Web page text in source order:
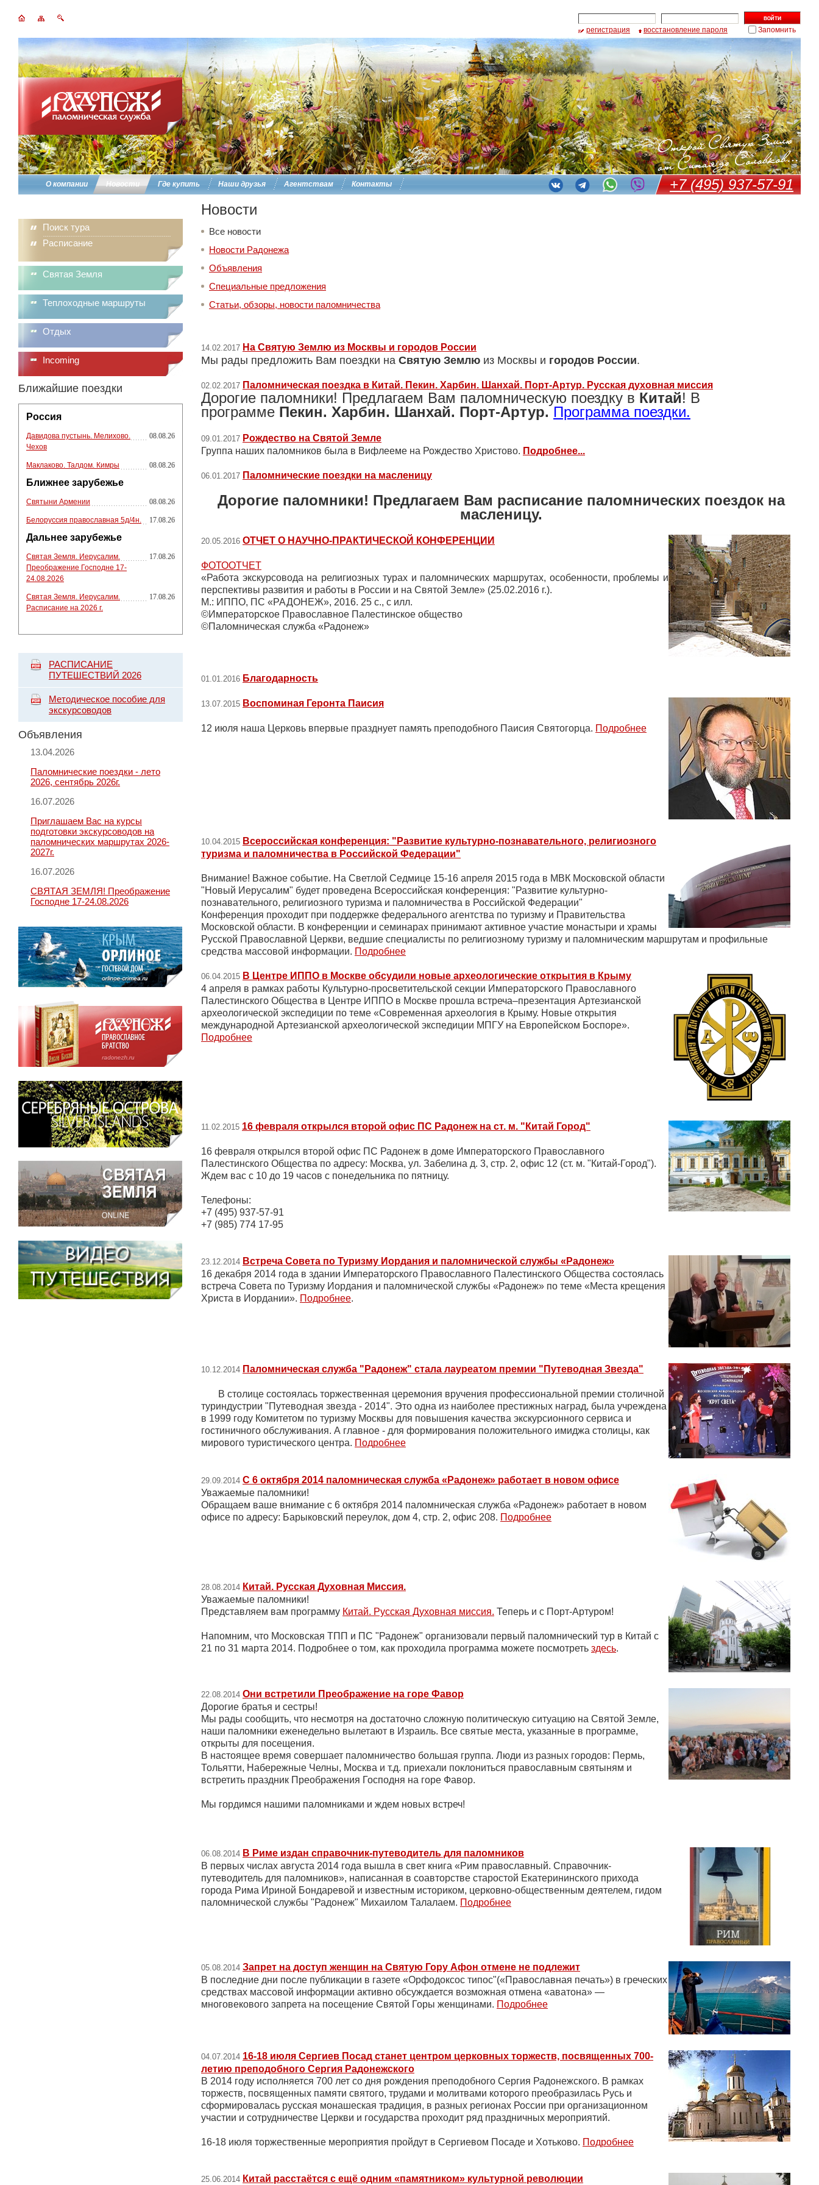
регистрация восстановление пароля Запомнить
О компании Новости Где купить Наши друзья Агентствам Контакты +7 (495) 937-57-91
Поиск тура
Расписание
Святая Земля
Теплоходные маршруты
Отдых
Incoming
Ближайшие поездки
Россия
Давидова пустынь. Мелихово.
Чехов
08.08.26
Маклаково. Талдом. Кимры 08.08.26
Ближнее зарубежье
Святыни Армении 08.08.26
Белоруссия православная 5д/4н. 17.08.26
Дальнее зарубежье
Святая Земля. Иерусалим.
Преображение Господне 17-
24.08.2026
17.08.26
Святая Земля. Иерусалим.
Расписание на 2026 г.
17.08.26
РАСПИСАНИЕ
ПУТЕШЕСТВИЙ 2026
Методическое пособие для
экскурсоводов
Объявления
13.04.2026
Паломнические поездки - лето
2026, сентябрь 2026г.
16.07.2026
Приглашаем Вас на курсы
подготовки экскурсоводов на
паломнических маршрутах 2026-
2027г.
16.07.2026
СВЯТАЯ ЗЕМЛЯ! Преображение
Господне 17-24.08.2026
Новости
Все новости
Новости Радонежа
Объявления
Специальные предложения
Статьи, обзоры, новости паломничества
14.02.2017 На Святую Землю из Москвы и городов России
Мы рады предложить Вам поездки на Святую Землю из Москвы и городов России.
02.02.2017 Паломническая поездка в Китай. Пекин. Харбин. Шанхай. Порт-Артур. Русская духовная миссия
Дорогие паломники! Предлагаем Вам паломническую поездку в Китай! В
программе Пекин. Харбин. Шанхай. Порт-Артур. Программа поездки.
09.01.2017 Рождество на Святой Земле
Группа наших паломников была в Вифлееме на Рождество Христово. Подробнее...
06.01.2017 Паломнические поездки на масленицу
Дорогие паломники! Предлагаем Вам расписание паломнических поездок на
масленицу.
20.05.2016 ОТЧЕТ О НАУЧНО-ПРАКТИЧЕСКОЙ КОНФЕРЕНЦИИ
ФОТООТЧЕТ
«Работа экскурсовода на религиозных турах и паломнических маршрутах, особенности, проблемы и
перспективы развития и работы в России и на Святой Земле» (25.02.2016 г.).
М.: ИППО, ПС «РАДОНЕЖ», 2016. 25 с., с илл.
©Императорское Православное Палестинское общество
©Паломническая служба «Радонеж»
01.01.2016 Благодарность
13.07.2015 Воспоминая Геронта Паисия
12 июля наша Церковь впервые празднует память преподобного Паисия Святогорца. Подробнее
10.04.2015 Всероссийская конференция: "Развитие культурно-познавательного, религиозного
туризма и паломничества в Российской Федерации"
Внимание! Важное событие. На Светлой Седмице 15-16 апреля 2015 года в МВК Московской области
"Новый Иерусалим" будет проведена Всероссийская конференция: "Развитие культурно-
познавательного, религиозного туризма и паломничества в Российской Федерации"
Конференция проходит при поддержке федерального агентства по туризму и Правительства
Московской области. В конференции и семинарах принимают активное участие монастыри и храмы
Русской Православной Церкви, ведшие специалисты по религиозному туризму и паломническим маршрутам и профильные
средства массовой информации. Подробнее
06.04.2015 В Центре ИППО в Москве обсудили новые археологические открытия в Крыму
4 апреля в рамках работы Культурно-просветительской секции Императорского Православного
Палестинского Общества в Центре ИППО в Москве прошла встреча–презентация Артезианской
археологической экспедиции по теме «Современная археология в Крыму. Новые открытия
международной Артезианской археологической экспедиции МПГУ на Европейском Боспоре».
Подробнее
11.02.2015 16 февраля открылся второй офис ПС Радонеж на ст. м. "Китай Город"
16 февраля открылся второй офис ПС Радонеж в доме Императорского Православного
Палестинского Общества по адресу: Москва, ул. Забелина д. 3, стр. 2, офис 12 (ст. м. "Китай-Город").
Ждем вас с 10 до 19 часов с понедельника по пятницу.
Телефоны:
+7 (495) 937-57-91
+7 (985) 774 17-95
23.12.2014 Встреча Совета по Туризму Иордания и паломнической службы «Радонеж»
16 декабря 2014 года в здании Императорского Православного Палестинского Общества состоялась
встреча Совета по Туризму Иордания и паломнической службы «Радонеж» по теме «Места крещения
Христа в Иордании». Подробнее.
10.12.2014 Паломническая служба "Радонеж" стала лауреатом премии "Путеводная Звезда"
В столице состоялась торжественная церемония вручения профессиональной премии столичной
туриндустрии "Путеводная звезда - 2014". Это одна из наиболее престижных наград, была учреждена
в 1999 году Комитетом по туризму Москвы для повышения качества экскурсионного сервиса и
гостиничного обслуживания. А главное - для формирования положительного имиджа столицы, как
мирового туристического центра. Подробнее
29.09.2014 С 6 октября 2014 паломническая служба «Радонеж» работает в новом офисе
Уважаемые паломники!
Обращаем ваше внимание с 6 октября 2014 паломническая служба «Радонеж» работает в новом
офисе по адресу: Барыковский переулок, дом 4, стр. 2, офис 208. Подробнее
28.08.2014 Китай. Русская Духовная Миссия.
Уважаемые паломники!
Представляем вам программу Китай. Русская Духовная миссия. Теперь и с Порт-Артуром!
Напомним, что Московская ТПП и ПС "Радонеж" организовали первый паломнический тур в Китай с
21 по 31 марта 2014. Подробнее о том, как проходила программа можете посмотреть здесь.
22.08.2014 Они встретили Преображение на горе Фавор
Дорогие братья и сестры!
Мы рады сообщить, что несмотря на достаточно сложную политическую ситуацию на Святой Земле,
наши паломники еженедельно вылетают в Израиль. Все святые места, указанные в программе,
открыты для посещения.
В настоящее время совершает паломничество большая группа. Люди из разных городов: Пермь,
Тольятти, Набережные Челны, Москва и т.д. приехали поклониться православным святыням и
встретить праздник Преображения Господня на горе Фавор.
Мы гордимся нашими паломниками и ждем новых встреч!
06.08.2014 В Риме издан справочник-путеводитель для паломников
В первых числах августа 2014 года вышла в свет книга «Рим православный. Справочник-
путеводитель для паломников», написанная в соавторстве старостой Екатерининского прихода
города Рима Ириной Бондаревой и известным историком, церковно-общественным деятелем, гидом
паломнической службы "Радонеж" Михаилом Талалаем. Подробнее
05.08.2014 Запрет на доступ женщин на Святую Гору Афон отмене не подлежит
В последние дни после публикации в газете «Орфодоксос типос"(«Православная печать») в греческих
средствах массовой информации активно обсуждается возможная отмена «аватона» —
многовекового запрета на посещение Святой Горы женщинами. Подробнее
04.07.2014 16-18 июля Сергиев Посад станет центром церковных торжеств, посвященных 700-
летию преподобного Сергия Радонежского
В 2014 году исполняется 700 лет со дня рождения преподобного Сергия Радонежского. В рамках
торжеств, посвященных памяти святого, трудами и молитвами которого преобразилась Русь и
сформировалась русская монашеская традиция, в разных регионах России при организационном
участии и сотрудничестве Церкви и государства проходит ряд праздничных мероприятий.
16-18 июля торжественные мероприятия пройдут в Сергиевом Посаде и Хотьково. Подробнее
25.06.2014 Китай расстаётся с ещё одним «памятником» культурной революции